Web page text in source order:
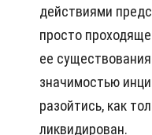
действиями
просто
ее
значимостью
разойтись, как
ликвидирован.